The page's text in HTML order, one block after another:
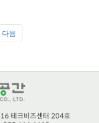
다음